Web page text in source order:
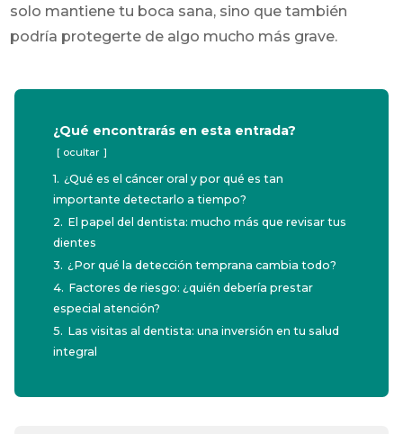
solo mantiene tu boca sana, sino que también
podría protegerte de algo mucho más grave.
¿Qué encontrarás en esta entrada?
ocultar
1. ¿Qué es el cáncer oral y por qué es tan
importante detectarlo a tiempo?
2. El papel del dentista: mucho más que revisar tus
dientes
3. ¿Por qué la detección temprana cambia todo?
4. Factores de riesgo: ¿quién debería prestar
especial atención?
5. Las visitas al dentista: una inversión en tu salud
integral